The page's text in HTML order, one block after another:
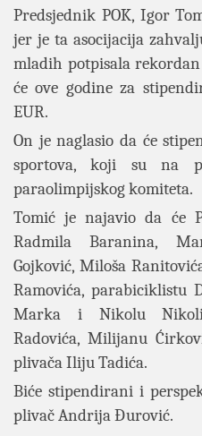
Predsjednik POK, Igor
jer je ta asocijacija
mladih potpisala
će ove godine za
EUR.
On je naglasio da će
sportova, koji su na
paraolimpijskog komiteta.
Tomić je najavio da će
Radmila Baranina,
Gojković, Miloša
Ramovića, parabiciklistu
Marka i Nikolu
Radovića, Milijanu
plivača Iliju Tadića.
Biće stipendirani i
plivač Andrija Đurović.